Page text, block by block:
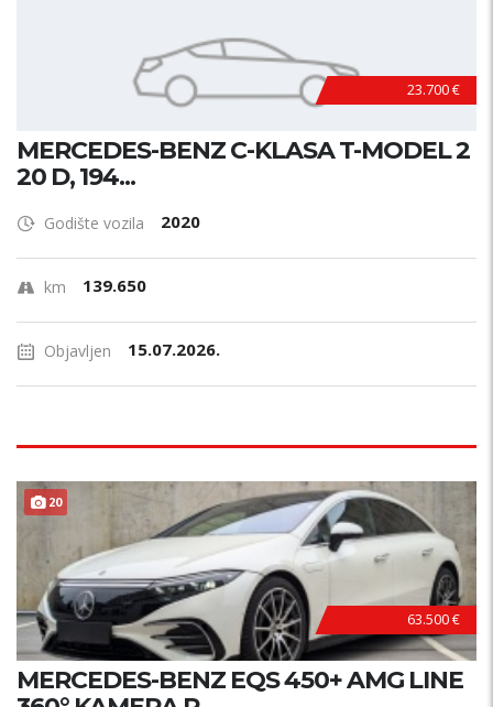
23.700 €
MERCEDES-BENZ C-KLASA T-MODEL 2
20 D, 194...
Godište vozila 2020
km 139.650
Objavljen 15.07.2026.
20
63.500 €
MERCEDES-BENZ EQS 450+ AMG LINE